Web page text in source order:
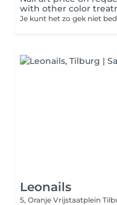
with other color
Leonails
5, Oranje Vrijstaatplein